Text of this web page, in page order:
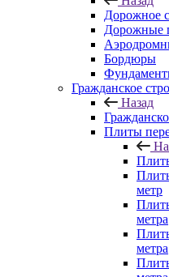
Дорожное
Дорожные
Бордюры
Гражданское
Назад
Плиты
метр
метра
метра